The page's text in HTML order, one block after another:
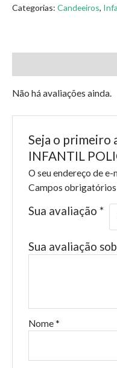
Categorias: Candeeiros,
Não há avaliações ainda.
Seja o primeiro
INFANTIL
O seu endereço de
Campos
Sua avaliação *
Sua avaliação
Nome *